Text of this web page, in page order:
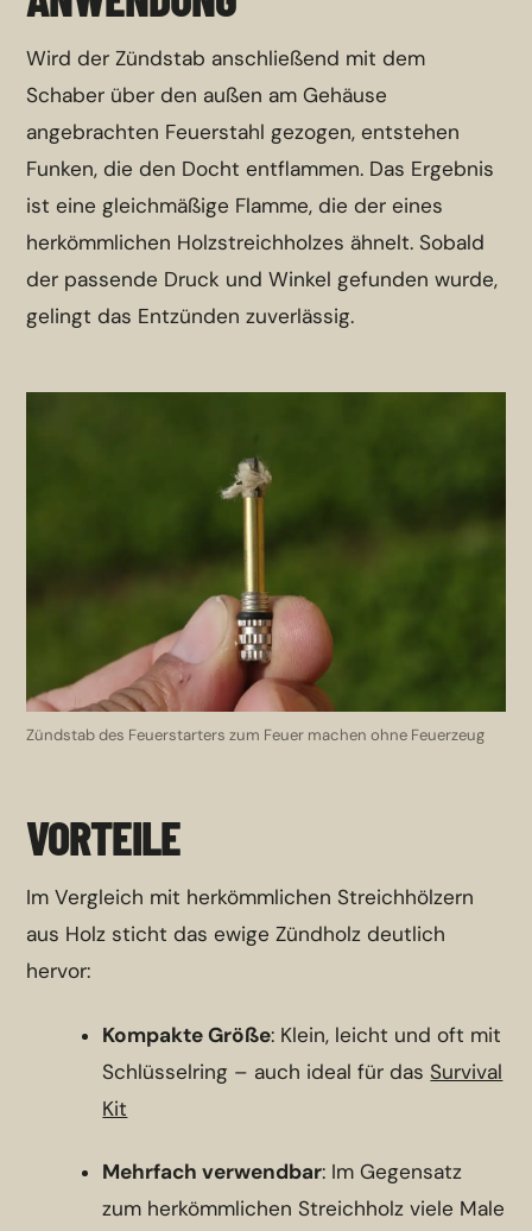
Wird der Zündstab anschließend mit dem
Schaber über den außen am Gehäuse
angebrachten Feuerstahl gezogen, entstehen
Funken, die den Docht entflammen. Das Ergebnis
ist eine gleichmäßige Flamme, die der eines
herkömmlichen Holzstreichholzes ähnelt. Sobald
der passende Druck und Winkel gefunden wurde,
gelingt das Entzünden zuverlässig.
Zündstab des Feuerstarters zum Feuer machen ohne Feuerzeug
VORTEILE
Im Vergleich mit herkömmlichen Streichhölzern
aus Holz sticht das ewige Zündholz deutlich
hervor:
Kompakte Größe: Klein, leicht und oft mit
Schlüsselring – auch ideal für das Survival
Kit
Mehrfach verwendbar: Im Gegensatz
zum herkömmlichen Streichholz viele Male